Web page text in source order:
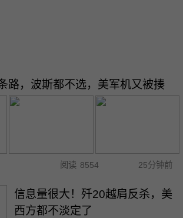
路，波斯都不选，美军机又被揍
阅读 8554 25分钟前
信息量很大！歼20越肩反杀，美
西方都不淡定了